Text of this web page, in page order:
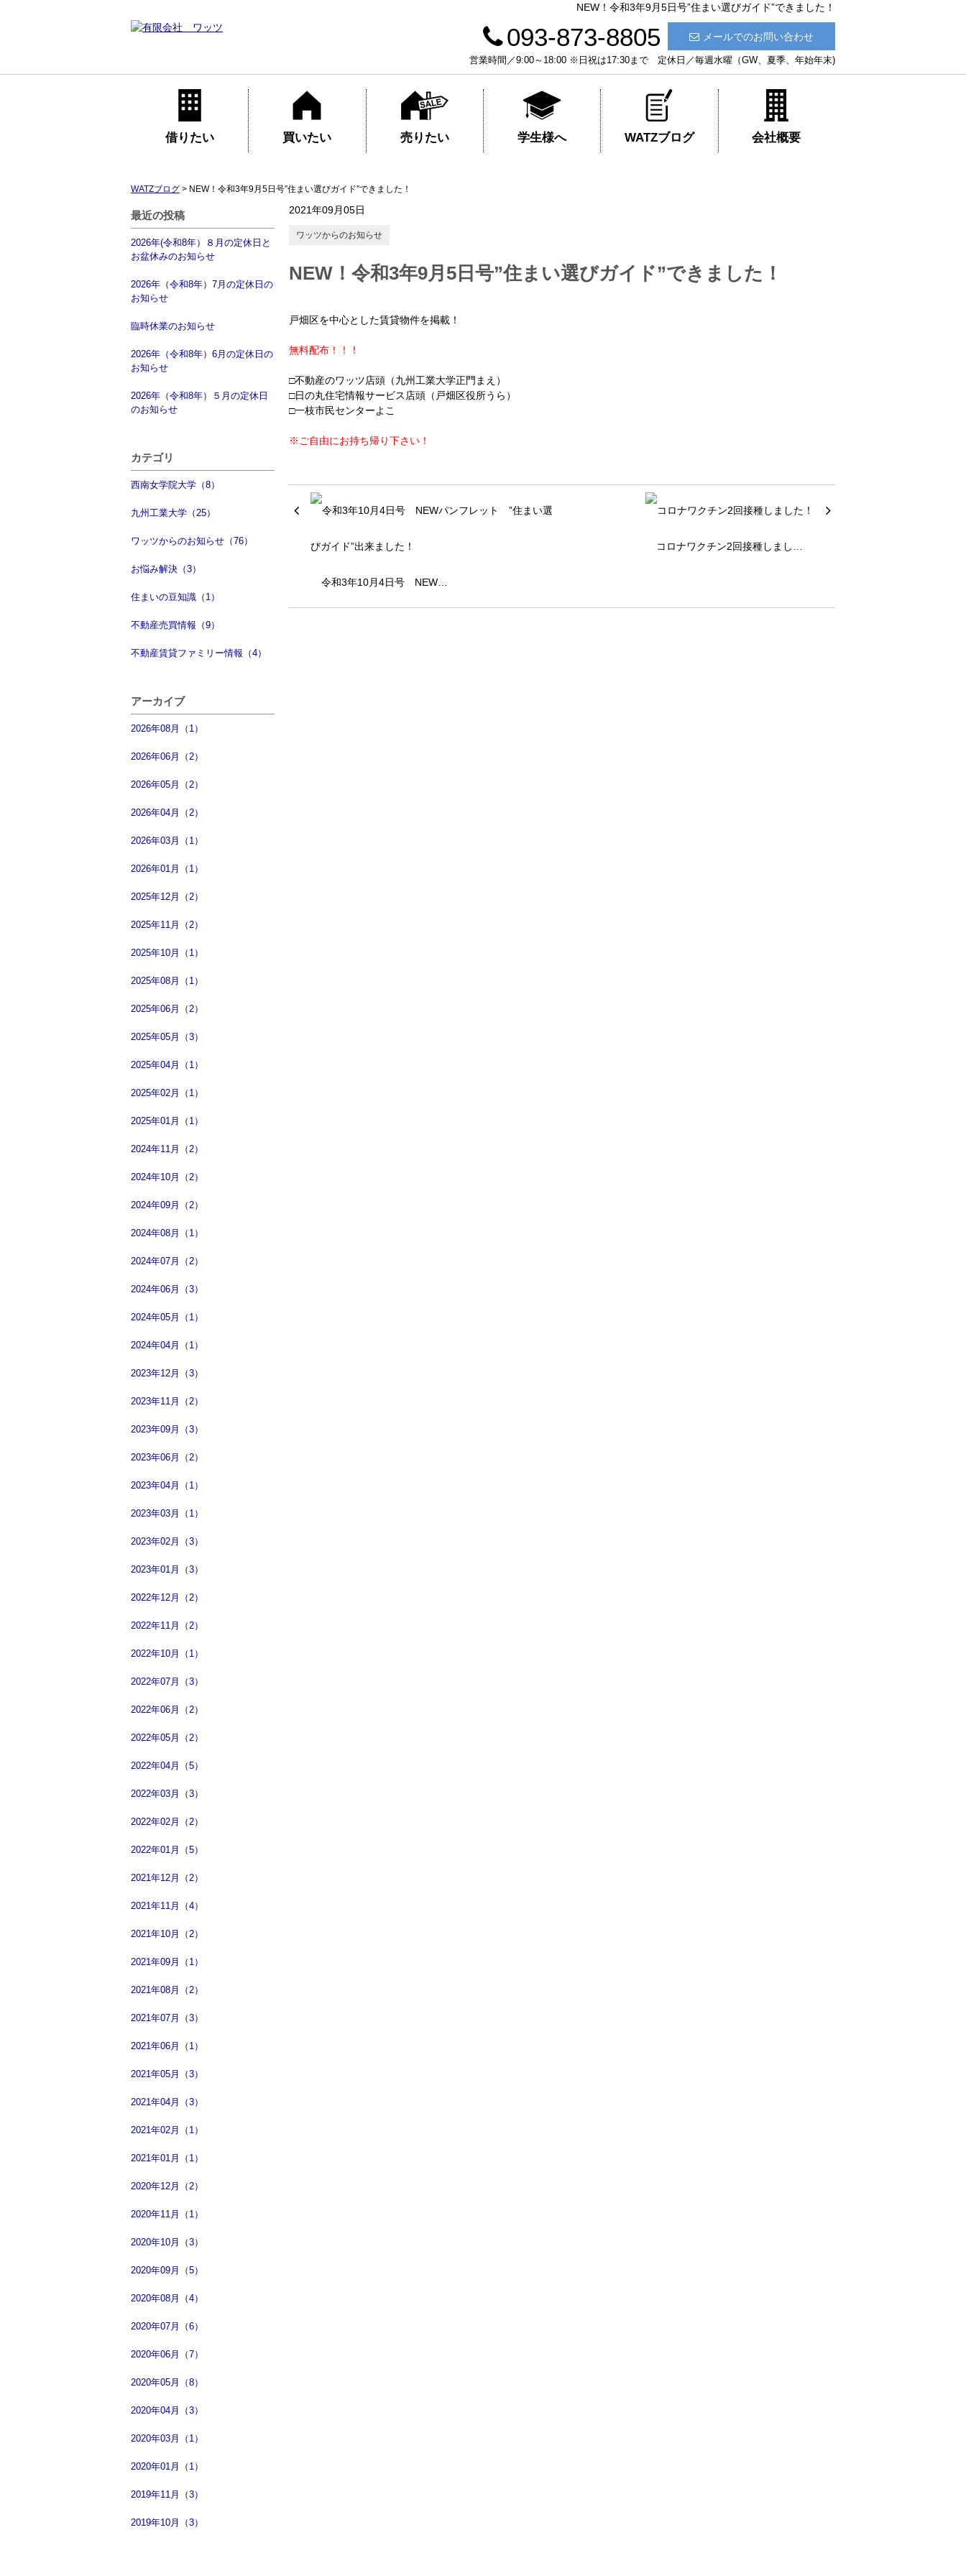
NEW！令和3年9月5日号”住まい選びガイド”できました！
メールでのお問い合わせ
093-873-8805
営業時間／9:00～18:00 ※日祝は17:30まで 定休日／毎週水曜（GW、夏季、年始年末)
借りたい 買いたい 売りたい 学生様へ WATZブログ 会社概要
WATZブログ > NEW！令和3年9月5日号”住まい選びガイド”できました！
最近の投稿
2026年(令和8年）８月の定休日と
お盆休みのお知らせ
2026年（令和8年）7月の定休日の
お知らせ
臨時休業のお知らせ
2026年（令和8年）6月の定休日の
お知らせ
2026年（令和8年）５月の定休日
のお知らせ
カテゴリ
西南女学院大学（8）
九州工業大学（25）
ワッツからのお知らせ（76）
お悩み解決（3）
住まいの豆知識（1）
不動産売買情報（9）
不動産賃貸ファミリー情報（4）
アーカイブ
2026年08月（1）
2026年06月（2）
2026年05月（2）
2026年04月（2）
2026年03月（1）
2026年01月（1）
2025年12月（2）
2025年11月（2）
2025年10月（1）
2025年08月（1）
2025年06月（2）
2025年05月（3）
2025年04月（1）
2025年02月（1）
2025年01月（1）
2024年11月（2）
2024年10月（2）
2024年09月（2）
2024年08月（1）
2024年07月（2）
2024年06月（3）
2024年05月（1）
2024年04月（1）
2023年12月（3）
2023年11月（2）
2023年09月（3）
2023年06月（2）
2023年04月（1）
2023年03月（1）
2023年02月（3）
2023年01月（3）
2022年12月（2）
2022年11月（2）
2022年10月（1）
2022年07月（3）
2022年06月（2）
2022年05月（2）
2022年04月（5）
2022年03月（3）
2022年02月（2）
2022年01月（5）
2021年12月（2）
2021年11月（4）
2021年10月（2）
2021年09月（1）
2021年08月（2）
2021年07月（3）
2021年06月（1）
2021年05月（3）
2021年04月（3）
2021年02月（1）
2021年01月（1）
2020年12月（2）
2020年11月（1）
2020年10月（3）
2020年09月（5）
2020年08月（4）
2020年07月（6）
2020年06月（7）
2020年05月（8）
2020年04月（3）
2020年03月（1）
2020年01月（1）
2019年11月（3）
2019年10月（3）
2021年09月05日
ワッツからのお知らせ
NEW！令和3年9月5日号”住まい選びガイド”できました！
戸畑区を中心とした賃貸物件を掲載！
無料配布！！！
□不動産のワッツ店頭（九州工業大学正門まえ）
□日の丸住宅情報サービス店頭（戸畑区役所うら）
□一枝市民センターよこ
※ご自由にお持ち帰り下さい！
令和3年10月4日号 NEW…
コロナワクチン2回接種しまし…